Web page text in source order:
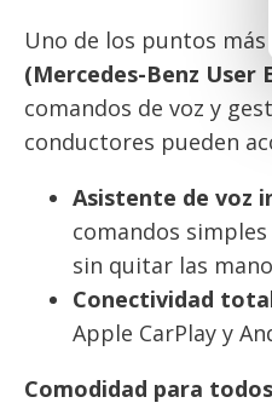
Uno de los puntos
(Mercedes-Benz User
comandos de voz y
conductores pueden
Asistente de voz
comandos
sin quitar las
Conectividad
Apple CarPlay y
Comodidad para